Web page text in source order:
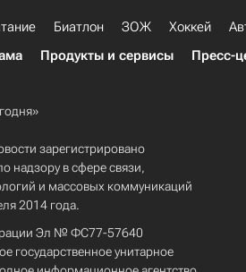
Биатлон ЗОЖ Хоккей
Продукты и сервисы Пресс-
зарегистрировано
надзору в сфере связи,
и массовых коммуникаций
2014 года.
Эл № ФС77-57640
государственное унитарное